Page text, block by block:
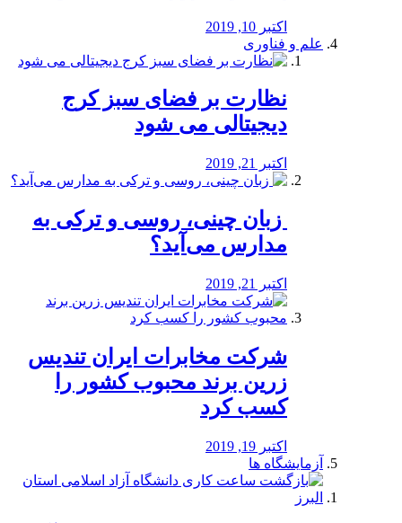
اکتبر 10, 2019
علم و فناوری
نظارت بر فضای سبز کرج
دیجیتالی می شود
اکتبر 21, 2019
️ زبان چینی، روسی و ترکی به
مدارس می‌آید؟
اکتبر 21, 2019
شرکت مخابرات ایران تندیس
زرین برند محبوب کشور را
کسب کرد
اکتبر 19, 2019
آزمایشگاه ها